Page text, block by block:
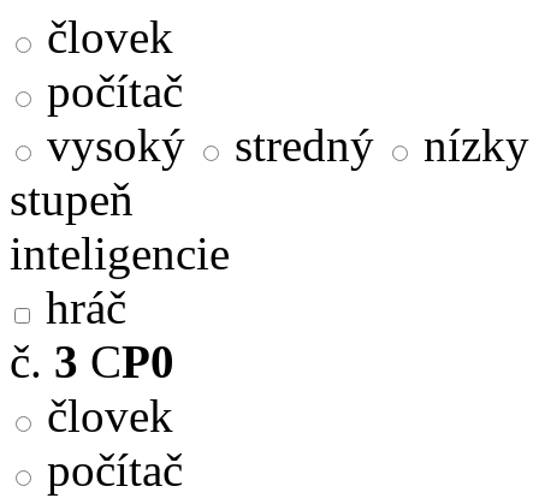
človek
počítač
vysoký
stredný
nízky
stupeň
inteligencie
hráč
č. 3 CP0
človek
počítač